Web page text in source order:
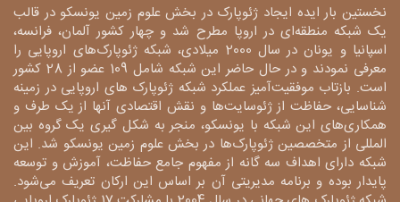
نخستین بار ایده ایجاد ژئوپارک در بخش علوم زمین یونسکو در قالب
یک شبکه منطقه‌ای در اروپا مطرح شد و چهار کشور آلمان، فرانسه،
اسپانیا و یونان در سال 2000 میلادی، شبکه ژئوپارک‌های اروپایی را
معرفی نمودند و در حال حاضر این شبکه شامل 109 عضو از 28 کشور
است. بازتاب موفقیت‌آمیز عملکرد شبکه ژئوپارک های اروپایی در زمینه
شناسایی، حفاظت از ژئوسایت‌ها و نقش اقتصادی آنها از یک طرف و
همکاری‌های این شبکه با یونسکو، منجر به شکل گیری یک گروه بین
المللی از متخصصین ژئوپارک‌ها در بخش علوم زمین یونسکو شد. این
شبکه دارای اهداف سه گانه از مفهوم جامع حفاظت، آموزش و توسعه
پایدار بوده و برنامه مدیریتی آن بر اساس این ارکان تعریف می‌شود.